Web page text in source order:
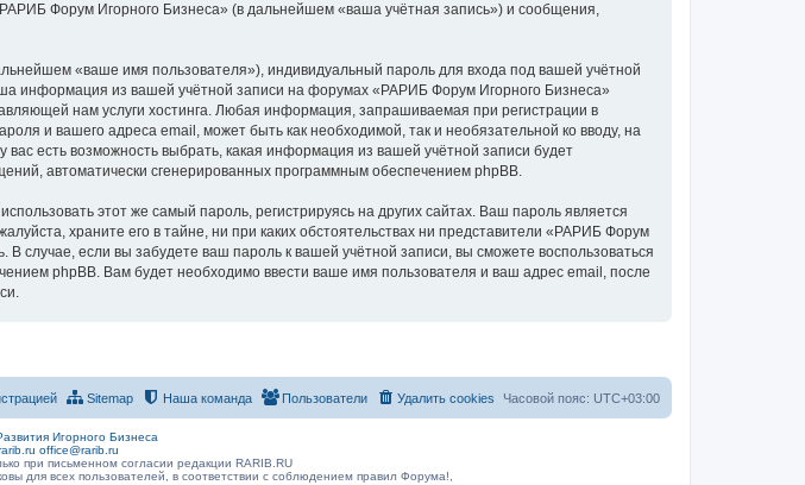
Форум Игорного Бизнеса» (в дальнейшем «ваша учётная запись») и сообщения,
«ваше имя пользователя»), индивидуальный пароль для входа под вашей учётной
информация из вашей учётной записи на форумах «РАРИБ Форум Игорного Бизнеса»
нам услуги хостинга. Любая информация, запрашиваемая при регистрации в
и вашего адреса email, может быть как необходимой, так и необязательной ко вводу, на
есть возможность выбрать, какая информация из вашей учётной записи будет
автоматически сгенерированных программным обеспечением phpBB.
этот же самый пароль, регистрируясь на других сайтах. Ваш пароль является
храните его в тайне, ни при каких обстоятельствах ни представители «РАРИБ Форум
случае, если вы забудете ваш пароль к вашей учётной записи, вы сможете воспользоваться
phpBB. Вам будет необходимо ввести ваше имя пользователя и ваш адрес email, после
Часовой пояс: UTC+03:00
Удалить cookies
Пользователи
Наша команда
Sitemap
Игорного Бизнеса
office@rarib.ru
при письменном согласии редакции RARIB.RU
для всех пользователей, в соответствии с соблюдением правил Форума!,